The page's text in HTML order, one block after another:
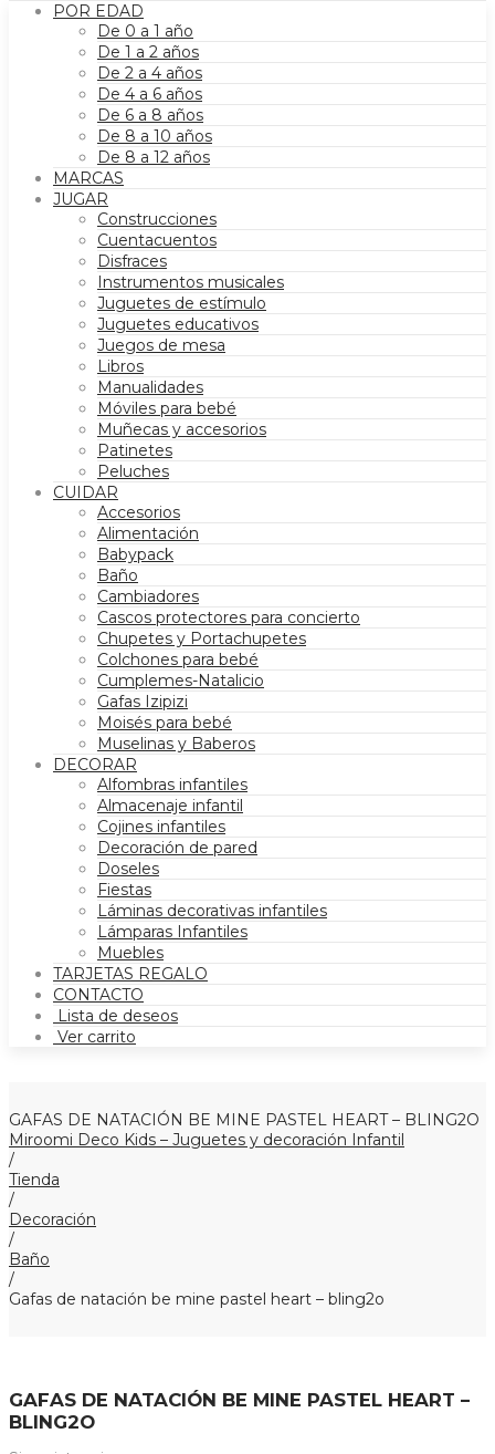
POR EDAD
De 0 a 1 año
De 1 a 2 años
De 2 a 4 años
De 4 a 6 años
De 6 a 8 años
De 8 a 10 años
De 8 a 12 años
MARCAS
JUGAR
Construcciones
Cuentacuentos
Disfraces
Instrumentos musicales
Juguetes de estímulo
Juguetes educativos
Juegos de mesa
Libros
Manualidades
Móviles para bebé
Muñecas y accesorios
Patinetes
Peluches
CUIDAR
Accesorios
Alimentación
Babypack
Baño
Cambiadores
Cascos protectores para concierto
Chupetes y Portachupetes
Colchones para bebé
Cumplemes-Natalicio
Gafas Izipizi
Moisés para bebé
Muselinas y Baberos
DECORAR
Alfombras infantiles
Almacenaje infantil
Cojines infantiles
Decoración de pared
Doseles
Fiestas
Láminas decorativas infantiles
Lámparas Infantiles
Muebles
TARJETAS REGALO
CONTACTO
Lista de deseos
Ver carrito
GAFAS DE NATACIÓN BE MINE PASTEL HEART – BLING2O
Miroomi Deco Kids – Juguetes y decoración Infantil
/
Tienda
/
Decoración
/
Baño
/
Gafas de natación be mine pastel heart – bling2o
GAFAS DE NATACIÓN BE MINE PASTEL HEART –
BLING2O